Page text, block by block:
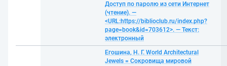
Доступ по паролю из сети Интернет
(чтение). —
<URL:https://biblioclub.ru/index.php?
page=book&id=703612>. — Текст:
электронный
Егошина, Н. Г. World Architectural
Jewels = Сокровища мировой